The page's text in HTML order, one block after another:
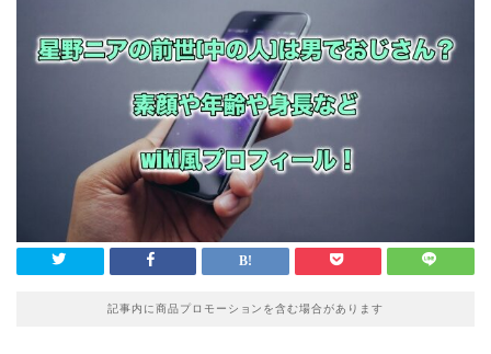
記事内に商品プロモーションを含む場合があります